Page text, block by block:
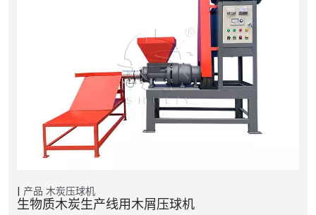
产品 木炭压球机
生物质木炭生产线用木屑压球机